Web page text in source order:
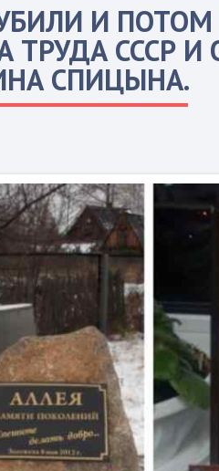
И
ТРУДА СССР
СПИЦЫНА.